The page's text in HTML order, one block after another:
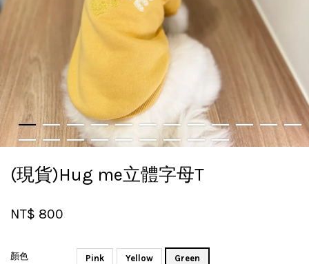
(現貨)Hug me立體字母T
NT$ 800
顏色 Pink Yellow Green